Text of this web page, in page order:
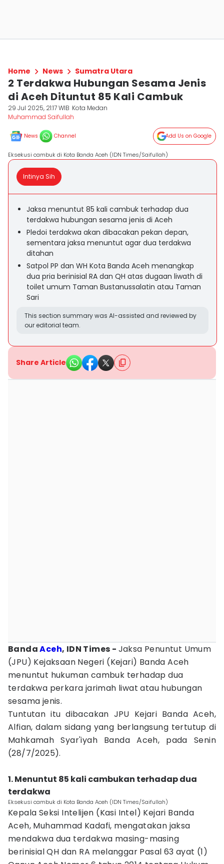
Home News Sumatra Utara
2 Terdakwa Hubungan Sesama Jenis
di Aceh Dituntut 85 Kali Cambuk
29 Jul 2025, 21:17 WIB Kota Medan
Muhammad Saifullah
News Channel Add Us on Google
Eksekusi cambuk di Kota Banda Aceh (IDN Times/Saifullah)
Intinya Sih
Jaksa menuntut 85 kali cambuk terhadap dua
terdakwa hubungan sesama jenis di Aceh
Pledoi terdakwa akan dibacakan pekan depan,
sementara jaksa menuntut agar dua terdakwa
ditahan
Satpol PP dan WH Kota Banda Aceh menangkap
dua pria berinisial RA dan QH atas dugaan liwath di
toilet umum Taman Bustanussalatin atau Taman
Sari
This section summary was AI-assisted and reviewed by
our editorial team.
Share Article
BandaAceh, IDN Times - Jaksa Penuntut Umum
(JPU) Kejaksaan Negeri (Kejari) Banda Aceh
menuntut hukuman cambuk terhadap dua
terdakwa perkara jarimah liwat atau hubungan
sesama jenis.
Tuntutan itu dibacakan JPU Kejari Banda Aceh,
Alfian, dalam sidang yang berlangsung tertutup di
Mahkamah Syar'iyah Banda Aceh, pada Senin
(28/7/2025).
1. Menuntut 85 kali cambukan terhadap dua
terdakwa
Eksekusi cambuk di Kota Banda Aceh (IDN Times/Saifullah)
Kepala Seksi Intelijen (Kasi Intel) Kejari Banda
Aceh, Muhammad Kadafi, mengatakan jaksa
mendakwa dua terdakwa masing-masing
berinisial QH dan RA melanggar Pasal 63 ayat (1)